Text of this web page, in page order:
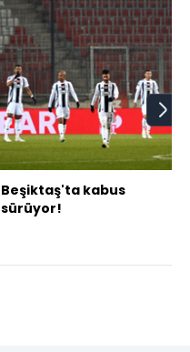
Beşiktaş'ta kabus
sürüyor!